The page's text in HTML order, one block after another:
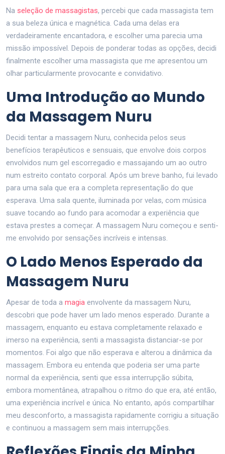
Na seleção de massagistas, percebi que cada massagista tem
a sua beleza única e magnética. Cada uma delas era
verdadeiramente encantadora, e escolher uma parecia uma
missão impossível. Depois de ponderar todas as opções, decidi
finalmente escolher uma massagista que me apresentou um
olhar particularmente provocante e convidativo.
Uma Introdução ao Mundo
da Massagem Nuru
Decidi tentar a massagem Nuru, conhecida pelos seus
benefícios terapêuticos e sensuais, que envolve dois corpos
envolvidos num gel escorregadio e massajando um ao outro
num estreito contato corporal. Após um breve banho, fui levado
para uma sala que era a completa representação do que
esperava. Uma sala quente, iluminada por velas, com música
suave tocando ao fundo para acomodar a experiência que
estava prestes a começar. A massagem Nuru começou e senti-
me envolvido por sensações incríveis e intensas.
O Lado Menos Esperado da
Massagem Nuru
Apesar de toda a magia envolvente da massagem Nuru,
descobri que pode haver um lado menos esperado. Durante a
massagem, enquanto eu estava completamente relaxado e
imerso na experiência, senti a massagista distanciar-se por
momentos. Foi algo que não esperava e alterou a dinâmica da
massagem. Embora eu entenda que poderia ser uma parte
normal da experiência, senti que essa interrupção súbita,
embora momentânea, atrapalhou o ritmo do que era, até então,
uma experiência incrível e única. No entanto, após compartilhar
meu desconforto, a massagista rapidamente corrigiu a situação
e continuou a massagem sem mais interrupções.